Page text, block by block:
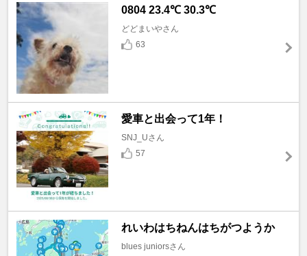
0804 23.4℃ 30.3℃
どどまいやさん
63
愛車と出会って1年！
SNJ_Uさん
57
れいわはちねんはちがつようか
blues juniorsさん